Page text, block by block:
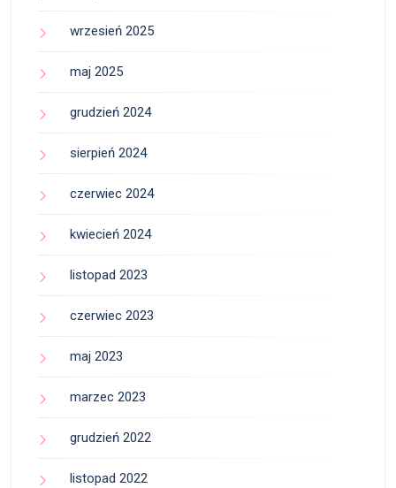
wrzesień 2025
maj 2025
grudzień 2024
sierpień 2024
czerwiec 2024
kwiecień 2024
listopad 2023
czerwiec 2023
maj 2023
marzec 2023
grudzień 2022
listopad 2022